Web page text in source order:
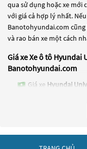
qua sử dụng hoặc xe mới
với giá cả hợp lý nhất.
Banotohyundai.com
và rao bán xe một cách
Giá xe Xe ô tô
Banotohyundai.com
Giá xe Hyundai
Hyundai